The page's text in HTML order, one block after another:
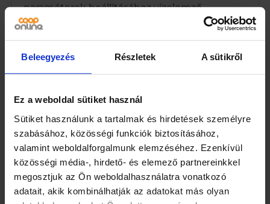
Beleegyezés Részletek A sütikről
Ez a weboldal sütiket használ
Sütiket használunk a tartalmak és hirdetések személyre
szabásához, közösségi funkciók biztosításához,
valamint weboldalforgalmunk elemzéséhez. Ezenkívül
közösségi média-, hirdető- és elemező partnereinkkel
megosztjuk az Ön weboldalhasználatra vonatkozó
adatait, akik kombinálhatják az adatokat más olyan
paraméterek beállításához vízelemző
szükséges!Fertőtlenítőszerek azok a
vizében jelenlevő mikroorganizmusokat, mint
a baktériumok, algák, gombák, vírusok.
vagy fertőzést okozhat. Elszaporodásuk
Fertőtlenítésre leggyakrabban a klór
vegyületeit használjuk.Szabadklór-tartalom
(angolul: Free Chlorine – FC)
A fürdőmedence vizében annyi klórnak kell
lennie, amennyi elpusztítja a fertőzést okozó